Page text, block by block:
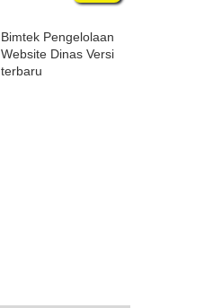
Bimtek Pengelolaan
Website Dinas Versi
terbaru